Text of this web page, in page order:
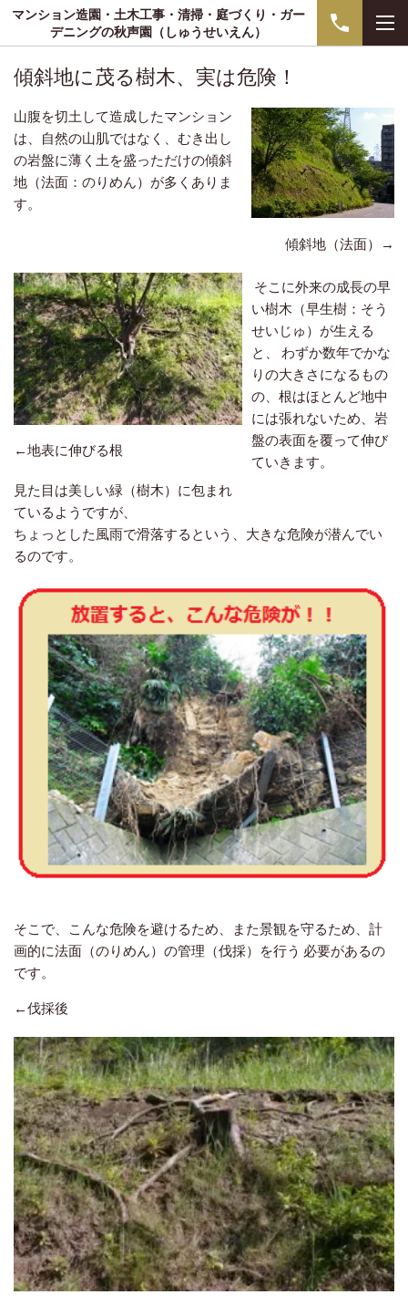
マンション造園・土木工事・清掃・庭づくり・ガー
デニングの秋声園（しゅうせいえん）
傾斜地に茂る樹木、実は危険！
山腹を切土して造成したマンション
は、自然の山肌ではなく、むき出し
の岩盤に薄く土を盛っただけの傾斜
地（法面：のりめん）が多くありま
す。
傾斜地（法面）→
そこに外来の成長の早
い樹木（早生樹：そう
せいじゅ）が生える
と、 わずか数年でかな
りの大きさになるもの
の、根はほとんど地中
には張れないため、岩
盤の表面を覆って伸び
ていきます。
←地表に伸びる根
見た目は美しい緑（樹木）に包まれ
ているようですが、
ちょっとした風雨で滑落するという、大きな危険が潜んでい
るのです。
そこで、こんな危険を避けるため、また景観を守るため、計
画的に法面（のりめん）の管理（伐採）を行う 必要があるの
です。
←伐採後